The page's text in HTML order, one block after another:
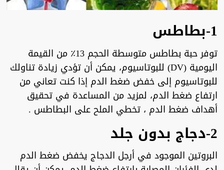
1-بطاطس
توفر حبة بطاطس متوسطة الحجم 13٪ من القيمة
اليومية (DV) للبوتاسيوم، يمكن أن تؤدي زيادة تناولك
للبوتاسيوم إلى خفض ضغط الدم إذا كنت تعاني من
ارتفاع ضغط الدم، لمزيد من المساعدة في تحقيق
أهداف ضغط الدم ، تخطي الملح على البطاطس .
2-دجاج بدون جلد
البروتين الموجود في أرجل الدجاج يخفض ضغط الدم